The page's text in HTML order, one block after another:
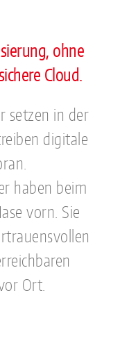
ohne
Cloud.
setzen in der
digitale
haben beim
vorn. Sie
Ort.